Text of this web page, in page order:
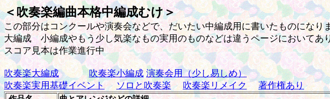
＜吹奏楽編曲本格中編成むけ＞
この部分はコンクールや演奏会などで、だいたい中編成用に書いたものになり
大編成 小編成やもう少し気楽なもの実用のものなどは違うページにおいてあ
スコア見本は作業進行中
吹奏楽大編成 吹奏楽小編成 演奏会用（少し易しめ）
吹奏楽実用基礎イベント
ソロと吹奏楽 吹奏楽リメイク 著作権あり